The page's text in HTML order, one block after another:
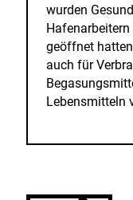
wurden
geöffnet
auch für
Lebensmitteln